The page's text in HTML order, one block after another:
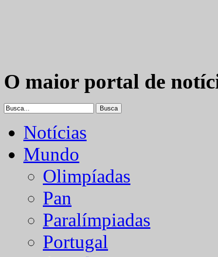
O maior portal de
Notícias
Mundo
Olimpíadas
Pan
Paralímpiadas
Portugal